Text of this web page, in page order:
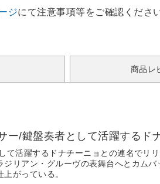
ジにて注意事項等をご確認ください
商品レ
/鍵盤奏者として活躍するド
活躍するドナチーニョとの連名でリ
リアン・グルーヴの表舞台へとカム
がっている。